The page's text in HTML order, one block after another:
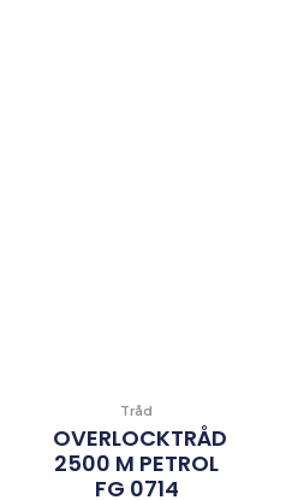
Tråd
OVERLOCKTRÅD
2500 M PETROL
FG 0714